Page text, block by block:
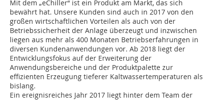
Mit dem „eChiller“ ist ein Produkt am Markt, das sich
bewährt hat. Unsere Kunden sind auch in 2017 von den
großen wirtschaftlichen Vorteilen als auch von der
Betriebssicherheit der Anlage überzeugt und inzwischen
liegen aus mehr als 400 Monaten Betriebserfahrungen in
diversen Kundenanwendungen vor. Ab 2018 liegt der
Entwicklungsfokus auf der Erweiterung der
Anwendungsbereiche und der Produktpalette zur
effizienten Erzeugung tieferer Kaltwassertemperaturen als
bislang.
Ein ereignisreiches Jahr 2017 liegt hinter dem Team der